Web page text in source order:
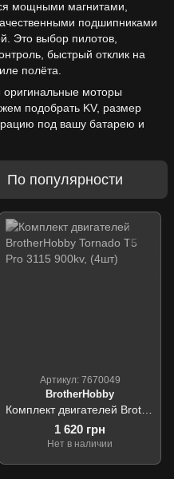
мощными магнитами,
подшипниками
Это выбор пилотов,
быстрый отклик на
полёта.
оригинальные моторы
подобрать KV, размер
под вашу батарею и
По популярности
Артикул: 7670049
BrotherHobby
Комплект двигателей BrotherHobby Tornado T5 Pro 3115 900kv, (4шт)
1 620 грн
Нет в наличии